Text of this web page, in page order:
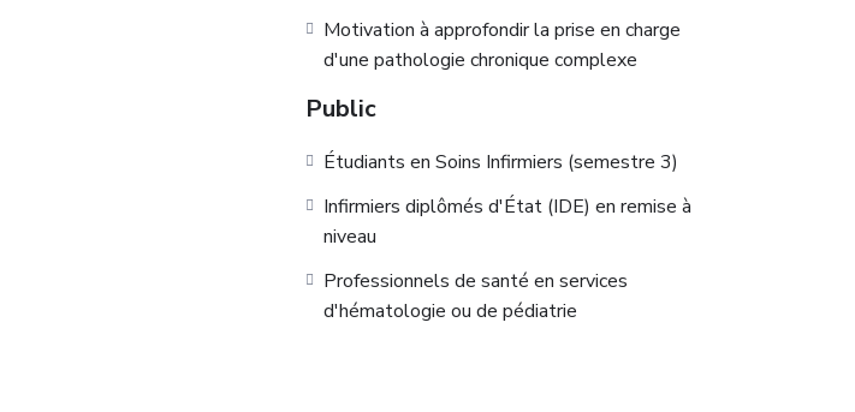
Motivation à approfondir la prise en charge
d'une pathologie chronique complexe
Public
Étudiants en Soins Infirmiers (semestre 3)
Infirmiers diplômés d'État (IDE) en remise à
niveau
Professionnels de santé en services
d'hématologie ou de pédiatrie